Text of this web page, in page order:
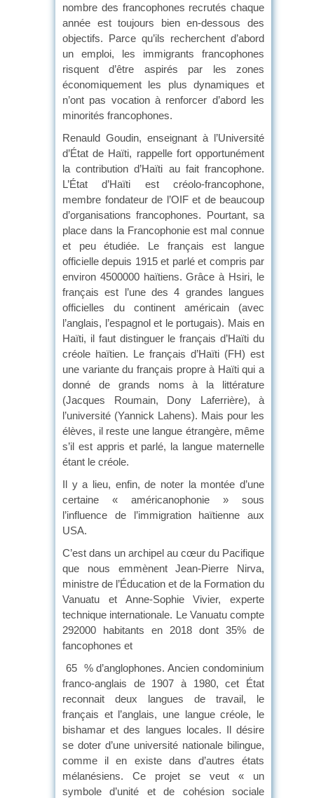
nombre des francophones recrutés chaque
année est toujours bien en-dessous des
objectifs. Parce qu’ils recherchent d’abord
un emploi, les immigrants francophones
risquent d’être aspirés par les zones
économiquement les plus dynamiques et
n’ont pas vocation à renforcer d’abord les
minorités francophones.
Renauld Goudin, enseignant à l’Université
d’État de Haïti, rappelle fort opportunément
la contribution d’Haïti au fait francophone.
L’État d’Haïti est créolo-francophone,
membre fondateur de l’OIF et de beaucoup
d’organisations francophones. Pourtant, sa
place dans la Francophonie est mal connue
et peu étudiée. Le français est langue
officielle depuis 1915 et parlé et compris par
environ 4500000 haïtiens. Grâce à Hsiri, le
français est l’une des 4 grandes langues
officielles du continent américain (avec
l’anglais, l’espagnol et le portugais). Mais en
Haïti, il faut distinguer le français d’Haïti du
créole haïtien. Le français d’Haïti (FH) est
une variante du français propre à Haïti qui a
donné de grands noms à la littérature
(Jacques Roumain, Dony Laferrière), à
l’université (Yannick Lahens). Mais pour les
élèves, il reste une langue étrangère, même
s’il est appris et parlé, la langue maternelle
étant le créole.
Il y a lieu, enfin, de noter la montée d’une
certaine « américanophonie » sous
l’influence de l’immigration haïtienne aux
USA.
C’est dans un archipel au cœur du Pacifique
que nous emmènent Jean-Pierre Nirva,
ministre de l’Éducation et de la Formation du
Vanuatu et Anne-Sophie Vivier, experte
technique internationale. Le Vanuatu compte
292000 habitants en 2018 dont 35% de
fancophones et
65 % d’anglophones. Ancien condominium
franco-anglais de 1907 à 1980, cet État
reconnait deux langues de travail, le
français et l’anglais, une langue créole, le
bishamar et des langues locales. Il désire
se doter d’une université nationale bilingue,
comme il en existe dans d’autres états
mélanésiens. Ce projet se veut « un
symbole d’unité et de cohésion sociale